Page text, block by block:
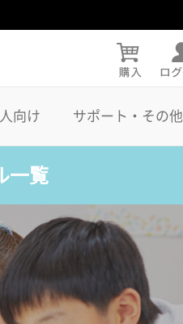
向け サポート・その他
一覧